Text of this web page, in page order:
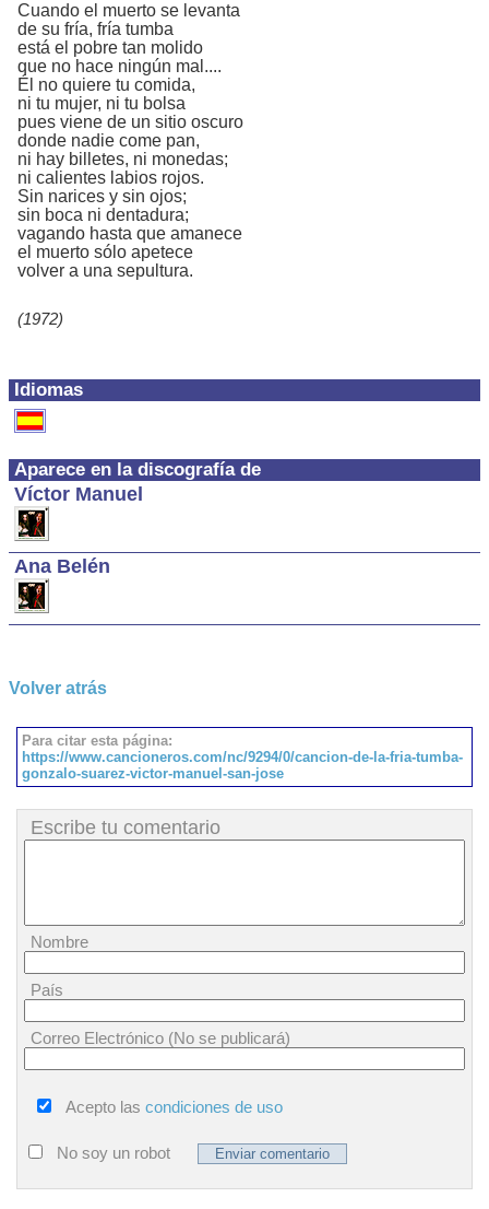
Idiomas
Aparece en la discografía de
Víctor Manuel
Ana Belén
Cuando el muerto se levanta
de su fría, fría tumba
está el pobre tan molido
que no hace ningún mal....
Él no quiere tu comida,
ni tu mujer, ni tu bolsa
pues viene de un sitio oscuro
donde nadie come pan,
ni hay billetes, ni monedas;
ni calientes labios rojos.
Sin narices y sin ojos;
sin boca ni dentadura;
vagando hasta que amanece
el muerto sólo apetece
volver a una sepultura.
(1972)
Volver atrás
Para citar esta página:
https://www.cancioneros.com/nc/9294/0/cancion-de-la-fria-tumba-
gonzalo-suarez-victor-manuel-san-jose
Escribe tu comentario
Nombre
País
Correo Electrónico (No se publicará)
Acepto las condiciones de uso
No soy un robot